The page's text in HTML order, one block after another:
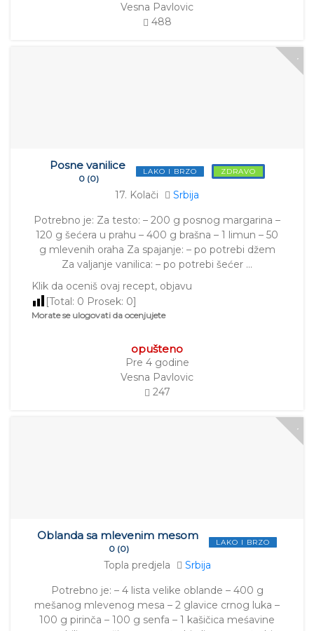
Vesna Pavlovic
488
Posne vanilice
0 (0)
LAKO I BRZO ZDRAVO
17. Kolači
Srbija
Potrebno je: Za testo: – 200 g posnog margarina –
120 g šećera u prahu – 400 g brašna – 1 limun – 50
g mlevenih oraha Za spajanje: – po potrebi džem
Za valjanje vanilica: – po potrebi šećer …
Klik da oceniš ovaj recept, objavu
[Total: 0 Prosek: 0]
Morate se ulogovati da ocenjujete
opušteno
Pre 4 godine
Vesna Pavlovic
247
Oblanda sa mlevenim mesom
0 (0)
LAKO I BRZO
Topla predjela
Srbija
Potrebno je: – 4 lista velike oblande – 400 g
mešanog mlevenog mesa – 2 glavice crnog luka –
100 g pirinča – 100 g senfa – 1 kašičica meśavine